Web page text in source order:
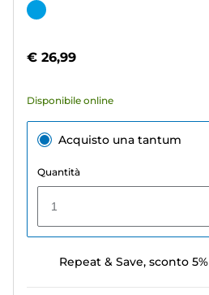
su
74
Cartuccia
colori
€ 26,99
Disponibile online
Acquisto una tantum
Quantità
1
Repeat & Save, sconto 5%